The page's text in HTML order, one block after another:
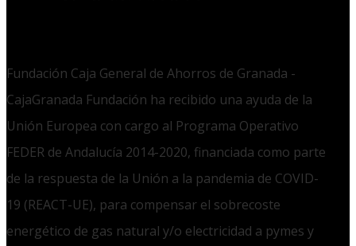
Fundación Caja General de Ahorros de Granada -
CajaGranada Fundación ha recibido una ayuda de la
Unión Europea con cargo al Programa Operativo
FEDER de Andalucía 2014-2020, financiada como parte
de la respuesta de la Unión a la pandemia de COVID-
19 (REACT-UE), para compensar el sobrecoste
energético de gas natural y/o electricidad a pymes y